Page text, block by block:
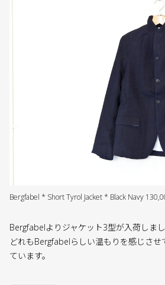
Bergfabel * Short Tyrol Jacket * Black Navy
Bergfabelよりジャケット3型が入荷しまし
どれもBergfabelらしい温もりを感じさ
ています。